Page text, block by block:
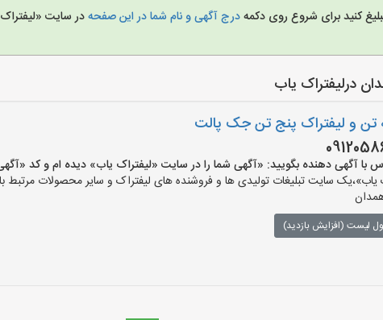
کنید برای شروع روی دکمهدرج آگهی و نام شما در این صفحهدر سایت
درلیفتراک یاب
تن و لیفتراک پنج تن جک پالت
آگهی دهنده بگویید: «آگهی شما را در سایت «لیفتراک یاب» دیده ام و کد «آگهی-42» را اعلام
سایت تبلیغات تولیدی ها و فروشنده های لیفتراک و سایر محصولات مرتبط
لیست (افزایش بازدید)